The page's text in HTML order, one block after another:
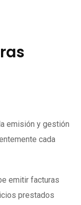
emisión y gestión
cada
emitir facturas
prestados